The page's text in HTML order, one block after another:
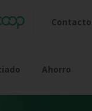
Contacto
Ahorro